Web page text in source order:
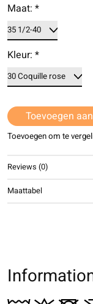
Maat: *
Kleur: *
Toevoegen
Toevoegen om te
Reviews (0)
Maattabel